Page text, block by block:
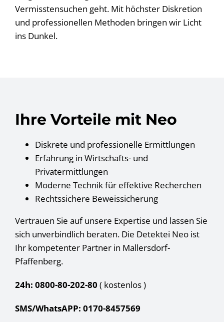
Vermisstensuchen geht. Mit höchster Diskretion
und professionellen Methoden bringen wir Licht
ins Dunkel.
Ihre Vorteile mit Neo
Diskrete und professionelle Ermittlungen
Erfahrung in Wirtschafts- und
Privatermittlungen
Moderne Technik für effektive Recherchen
Rechtssichere Beweissicherung
Vertrauen Sie auf unsere Expertise und lassen Sie
sich unverbindlich beraten. Die Detektei Neo ist
Ihr kompetenter Partner in Mallersdorf-
Pfaffenberg.
24h: 0800-80-202-80 ( kostenlos)
SMS/WhatsAPP: 0170-8457569